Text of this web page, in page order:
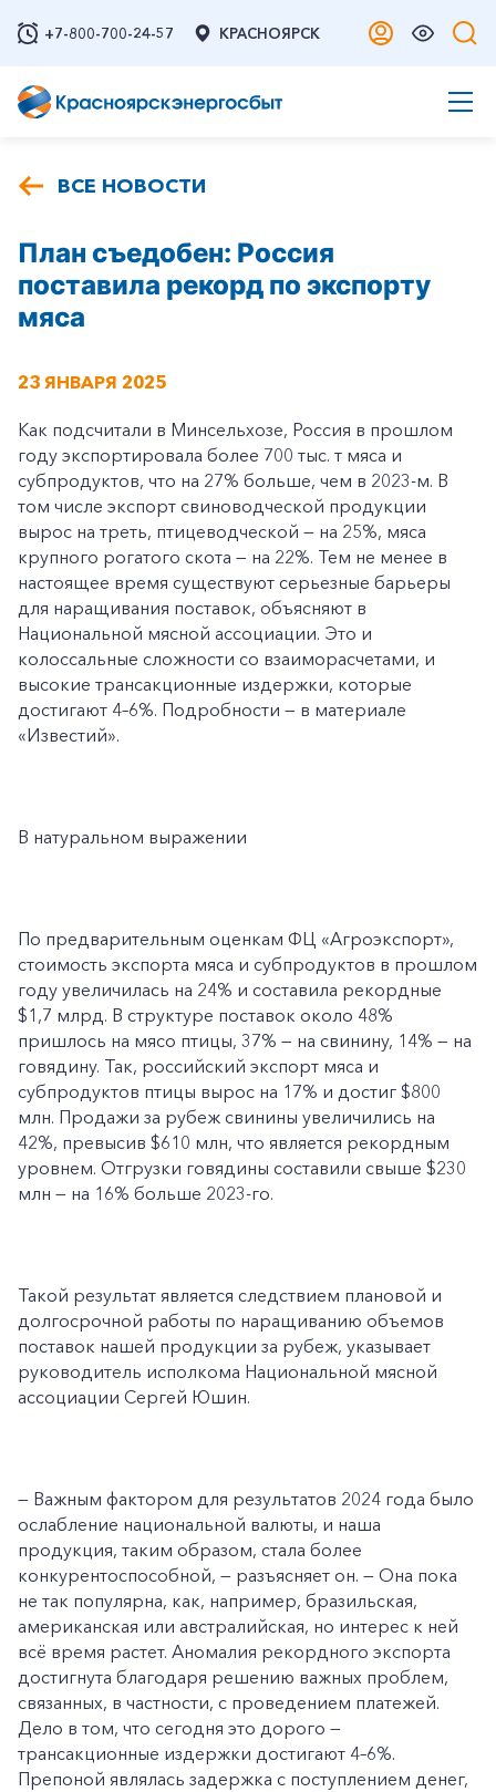
+7-800-700-24-57 КРАСНОЯРСК
ВСЕ НОВОСТИ
План съедобен: Россия
поставила рекорд по экспорту
мяса
23 ЯНВАРЯ 2025
Как подсчитали в Минсельхозе, Россия в прошлом
году экспортировала более 700 тыc. т мяса и
субпродуктов, что на 27% больше, чем в 2023-м. В
том числе экспорт свиноводческой продукции
вырос на треть, птицеводческой — на 25%, мяса
крупного рогатого скота — на 22%. Тем не менее в
настоящее время существуют серьезные барьеры
для наращивания поставок, объясняют в
Национальной мясной ассоциации. Это и
колоссальные сложности со взаиморасчетами, и
высокие трансакционные издержки, которые
достигают 4–6%. Подробности — в материале
«Известий».
В натуральном выражении
По предварительным оценкам ФЦ «Агроэкспорт»,
стоимость экспорта мяса и субпродуктов в прошлом
году увеличилась на 24% и составила рекордные
$1,7 млрд. В структуре поставок около 48%
пришлось на мясо птицы, 37% — на свинину, 14% — на
говядину. Так, российский экспорт мяса и
субпродуктов птицы вырос на 17% и достиг $800
млн. Продажи за рубеж свинины увеличились на
42%, превысив $610 млн, что является рекордным
уровнем. Отгрузки говядины составили свыше $230
млн — на 16% больше 2023-го.
Такой результат является следствием плановой и
долгосрочной работы по наращиванию объемов
поставок нашей продукции за рубеж, указывает
руководитель исполкома Национальной мясной
ассоциации Сергей Юшин.
— Важным фактором для результатов 2024 года было
ослабление национальной валюты, и наша
продукция, таким образом, стала более
конкурентоспособной, — разъясняет он. — Она пока
не так популярна, как, например, бразильская,
американская или австралийская, но интерес к ней
всё время растет. Аномалия рекордного экспорта
достигнута благодаря решению важных проблем,
связанных, в частности, с проведением платежей.
Дело в том, что сегодня это дорого —
трансакционные издержки достигают 4–6%.
Препоной являлась задержка с поступлением денег,